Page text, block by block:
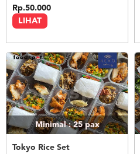
LIHAT
Rp.50.000
Minimal : 25pax
Tokyo Rice Set